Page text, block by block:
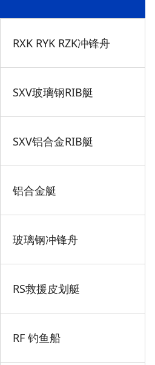
RXK RYK RZK冲锋舟
SXV玻璃钢RIB艇
SXV铝合金RIB艇
铝合金艇
玻璃钢冲锋舟
RS救援皮划艇
RF 钓鱼船